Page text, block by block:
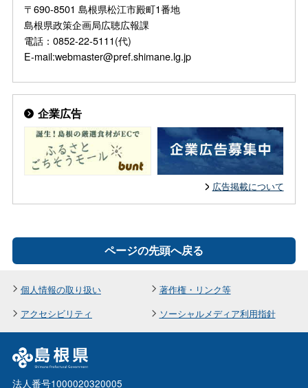
〒690-8501 島根県松江市殿町1番地
島根県政策企画局広聴広報課
電話：0852-22-5111(代)
E-mail:webmaster@pref.shimane.lg.jp
企業広告
広告掲載について
ページの先頭へ戻る
個人情報の取り扱い
著作権・リンク等
アクセシビリティ
ソーシャルメディア利用指針
法人番号1000020320005